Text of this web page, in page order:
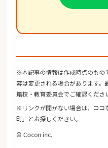
※本記事の情報は作成時点のもの
容は変更される場合があります
籍校・教育委員会でご確認くださ
※リンクが開かない場合は、ココ
町」とお探しください。
© Cocon inc.